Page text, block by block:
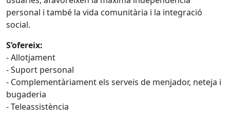
personal i també la vida comunitària i la integració
social.
S’ofereix:
- Allotjament
- Suport personal
- Complementàriament els serveis de menjador, neteja i
bugaderia
- Teleassistència